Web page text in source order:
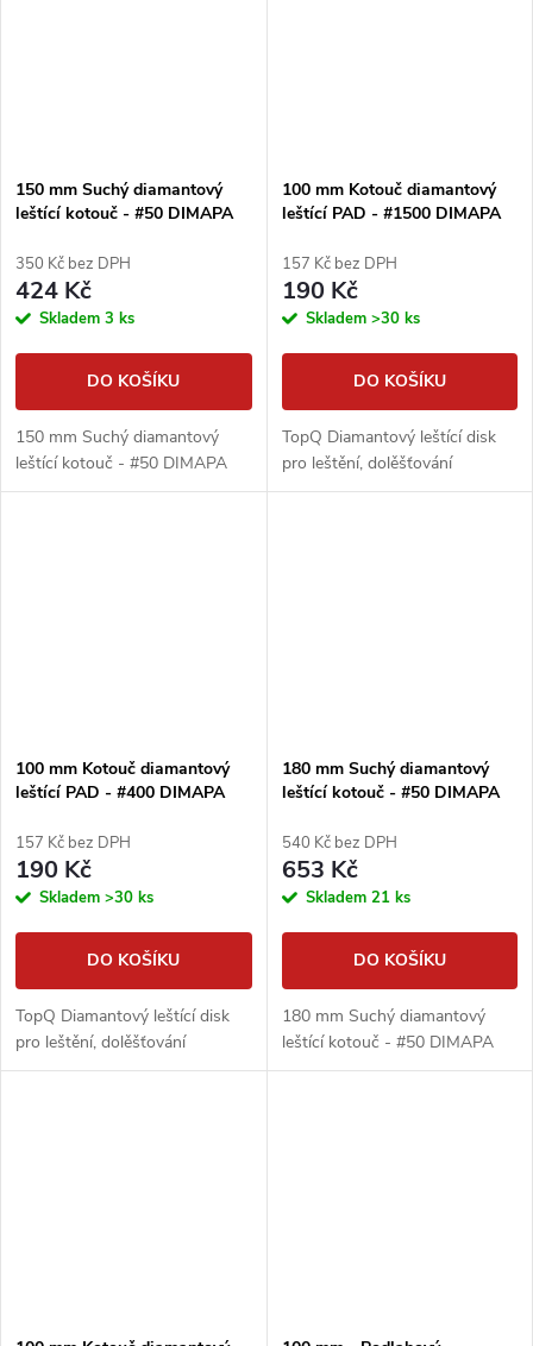
150 mm Suchý diamantový
leštící kotouč - #50 DIMAPA
350 Kč bez DPH
424 Kč
Skladem 3 ks
DO KOŠÍKU
150 mm Suchý diamantový
leštící kotouč - #50 DIMAPA
100 mm Kotouč diamantový
leštící PAD - #1500 DIMAPA
157 Kč bez DPH
190 Kč
Skladem >30 ks
DO KOŠÍKU
TopQ Diamantový leštící disk
pro leštění, dolěšťování
100 mm Kotouč diamantový
leštící PAD - #400 DIMAPA
157 Kč bez DPH
190 Kč
Skladem >30 ks
DO KOŠÍKU
TopQ Diamantový leštící disk
pro leštění, dolěšťování
180 mm Suchý diamantový
leštící kotouč - #50 DIMAPA
540 Kč bez DPH
653 Kč
Skladem 21 ks
DO KOŠÍKU
180 mm Suchý diamantový
leštící kotouč - #50 DIMAPA